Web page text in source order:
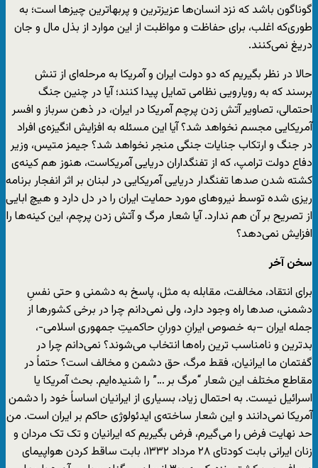
گوناگون باشد که نزد انسان‌ها عزیزترین و پربهاترین چیزها است؛ به
طوری‌که اغلب، برای حفاظت و مواظبت از این موارد از بذل مال و جان
دریغ نمی‌کنند.
حالا در نظر بگیریم که دو دولت ایران و آمریکا به مرحله‌ای از تنش
برسند که به رویارویی نظامی تمایل پیدا کنند؛ آیا در چنین جنگ
احتمالی، تصاویر آتش زدن پرچم آمریکا در ایران، در ذهن سرباز و افسر
آمریکایی مجسم نخواهد شد؟ آیا این مسئله به افزایش انگیزه‌ی افراد
در جنگ و ارتکاب جنایات جنگی منجر نخواهد شد؟ جیمز متیس، وزیر
دفاع دولت ترامپ، که از تفنگداران دریایی آمریکاست، هنوز هم کینه‌ی
کشته شدن صدها تفنگدار دریایی آمریکایی در لبنان بر اثر انفجار برنامه
ریزی شده توسط نیروهای مورد حمایت ایران را در دل دارد و هیچ ابایی
از تصریح بر آن هم ندارد. آیا شعار مرگ و آتش زدن پرچم، این کینه‌ها را
افزایش نمی‌دهد؟
سخن آخر
برای انتقاد، مخالفت، مقابله به مثل، پاسخ به دشمنی و حتی نفسِ
دشمنی، صدها راه وجود دارد، ولی نمی‌دانم چرا در برخی کشورها از
جمله ایران –به خصوص ایرانِ دورانِ حاکمیتِ جمهوری اسلامی-،
بدترین و نامناسب ترین راه‌ها انتخاب می‌شوند؟ نمی‌دانم چرا در
گفتمان ما ایرانیان، فقط مرگ، حق دشمن و مخالف است؟ حتماً در
مقاطع مختلف این شعار “مرگ بر …” را شنیده‌ایم. بحث آمریکا یا
اسرائیل نیست. به احتمال زیاد، بسیاری از ایرانیان اساساً خود را دشمن
آمریکا نمی‌دانند و این شعار ساخته‌ی ایدئولوژی حاکم بر ایران است. من
حد نهایت فرض را می‌گیرم، فرض بگیریم که ایرانیان و تک تک مردان و
زنان ایرانی بابت کودتای ۲۸ مرداد ۱۳۳۲، بابت ساقط کردن هواپیمای